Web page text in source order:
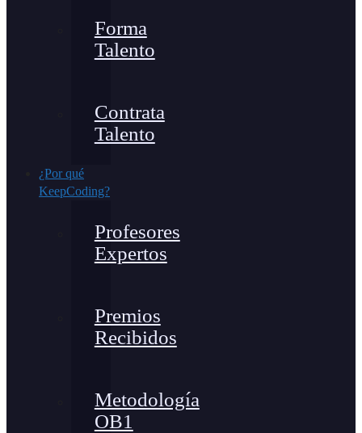
Forma
Talento
Contrata
Talento
¿Por qué
KeepCoding?
Profesores
Expertos
Premios
Recibidos
Metodología
OB1